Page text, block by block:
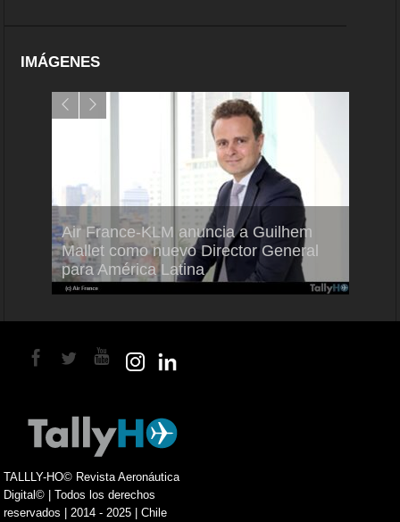
IMÁGENES
Air France-KLM anuncia a Guilhem
Mallet como nuevo Director General
para América Latina
TALLLY-HO© Revista Aeronáutica
Digital© | Todos los derechos
reservados | 2014 - 2025 | Chile